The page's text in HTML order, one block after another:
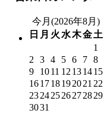
今月(2026年8月)
日 月 火 水木金土
1
2
3 4 5 6 7 8
9
1011 12 131415
161718192021 22
23242526272829
3031